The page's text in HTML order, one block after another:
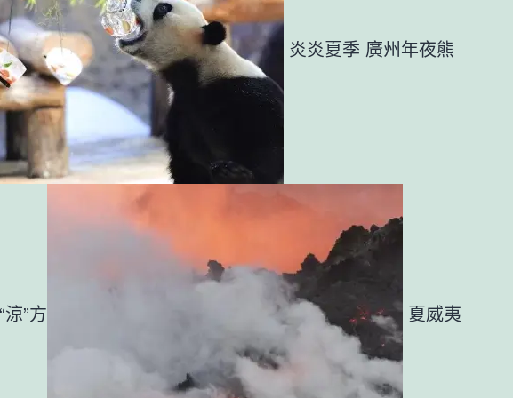
炎炎夏季 廣州年夜熊
”方 夏威夷